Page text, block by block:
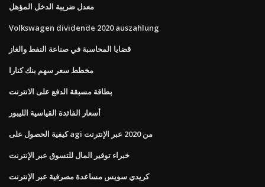
معدل ضريبة الدخل المؤهل
Volkswagen dividende 2020 auszahlung
قضايا المحاسبة في صناعة النفط والغاز
مخطط سعر سهم بنك كنارا
بطاقة مسبقة الدفع على الانترنت
أسعار الفائدة القياسية الليبور
كيفية الحصول على agi من 2020 عبر الإنترنت
خبراء توفير المال للتسوق عبر الإنترنت
كريدي سويس مساعدة مصرفية عبر الإنترنت